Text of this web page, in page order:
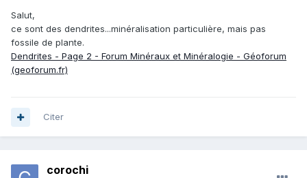
Salut,
ce sont des dendrites...minéralisation particulière, mais pas
fossile de plante.
Dendrites - Page 2 - Forum Minéraux et Minéralogie - Géoforum
(geoforum.fr)
Citer
corochi